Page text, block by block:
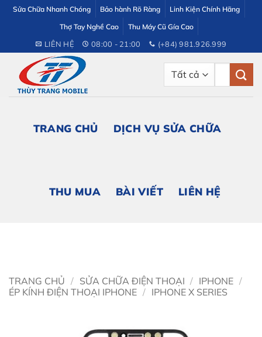
dung
Sửa Chữa Nhanh Chóng Bảo hành Rõ Ràng
Linh Kiện Chính Hãng
Thợ Tay Nghề Cao
Thu Máy Cũ Gía Cao
LIÊN HỆ 08:00 - 21:00 (+84) 981.926.999
TRANG CHỦ DỊCH VỤ SỬA CHỮA
THU MUA BÀI VIẾT LIÊN HỆ
TRANG CHỦ / SỬA CHỮA ĐIỆN THOẠI / IPHONE /
ÉP KÍNH ĐIỆN THOẠI IPHONE / IPHONE X SERIES